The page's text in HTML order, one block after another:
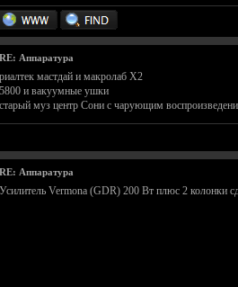
RE: Аппаратура
риалтек мастдай и макролаб Х2
5800 и вакуумные ушки
старый муз центр Сони с чарующим
RE: Аппаратура
Усилитель Vermona (GDR) 200 Вт плюс 2 колонки